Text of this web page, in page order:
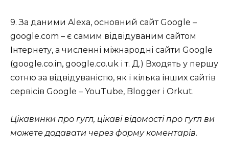
9. За даними Alexa, основний сайт Google –
google.com – є самим відвідуваним сайтом
Інтернету, а численні міжнародні сайти Google
(google.co.in, google.co.uk і т. Д.) Входять у першу
сотню за відвідуваністю, як і кілька інших сайтів
сервісів Google – YouTube, Blogger і Orkut.
Цікавинки про гугл, цікаві відомості про гугл ви
можете додавати через форму коментарів.